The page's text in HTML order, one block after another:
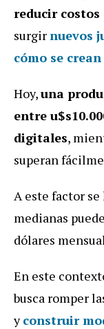
reducir costos
surgirnuevos
cómo se
Hoy,una
entre
digitales,
superan
A este factor se
medianas
dólares
En este
busca romper
yconstruir